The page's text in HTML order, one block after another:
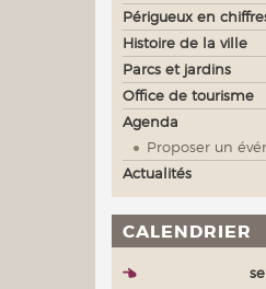
Périgueux en
Histoire de la ville
Parcs et jardins
Office de tourisme
Agenda
Proposer un
Actualités
CALENDRIER